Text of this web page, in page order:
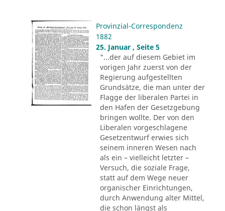
Provinzial-Correspondenz
1882
25. Januar , Seite 5
"...der auf diesem Gebiet im
vorigen Jahr zuerst von der
Regierung aufgestellten
Grundsätze, die man unter der
Flagge der liberalen Partei in
den Hafen der Gesetzgebung
bringen wollte. Der von den
Liberalen vorgeschlagene
Gesetzentwurf erwies sich
seinem inneren Wesen nach
als ein – vielleicht letzter –
Versuch, die soziale Frage,
statt auf dem Wege neuer
organischer Einrichtungen,
durch Anwendung alter Mittel,
die schon längst als